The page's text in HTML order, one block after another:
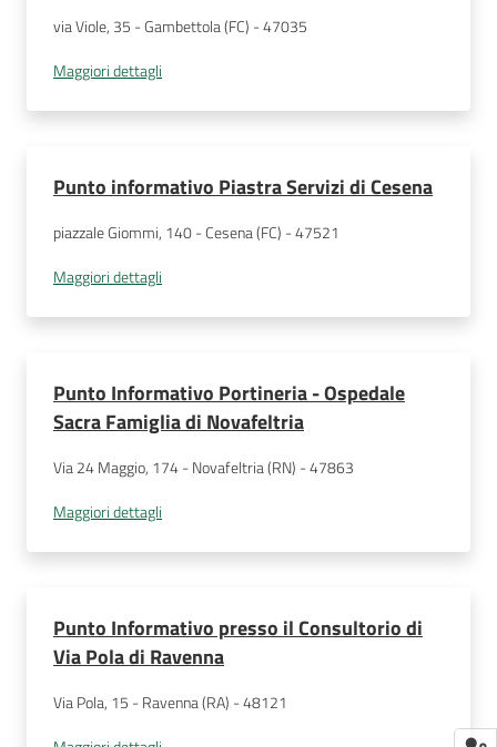
via Viole, 35 - Gambettola (FC) - 47035
Maggiori dettagli
Punto informativo Piastra Servizi di Cesena
piazzale Giommi, 140 - Cesena (FC) - 47521
Maggiori dettagli
Punto Informativo Portineria - Ospedale
Sacra Famiglia di Novafeltria
Via 24 Maggio, 174 - Novafeltria (RN) - 47863
Maggiori dettagli
Punto Informativo presso il Consultorio di
Via Pola di Ravenna
Via Pola, 15 - Ravenna (RA) - 48121